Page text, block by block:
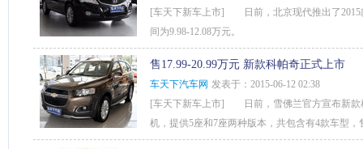
[车天下新车上市] 日前，北京现代推出了2015
间为9.98-12.08万元。
售17.99-20.99万元 新款科帕奇正式上市
车天下汽车网 发表于：2015-06-12 02:38
[车天下新车上市] 日前，雪佛兰官方宣布新款
机，提供5座和7座两种版本，共包含有4款车型，